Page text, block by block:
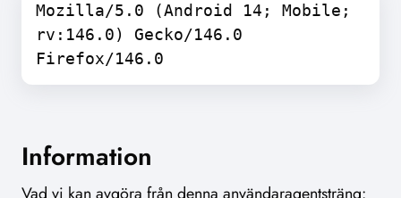
Mozilla/5.0 (Android 14; Mobile;
rv:146.0) Gecko/146.0
Firefox/146.0
Information